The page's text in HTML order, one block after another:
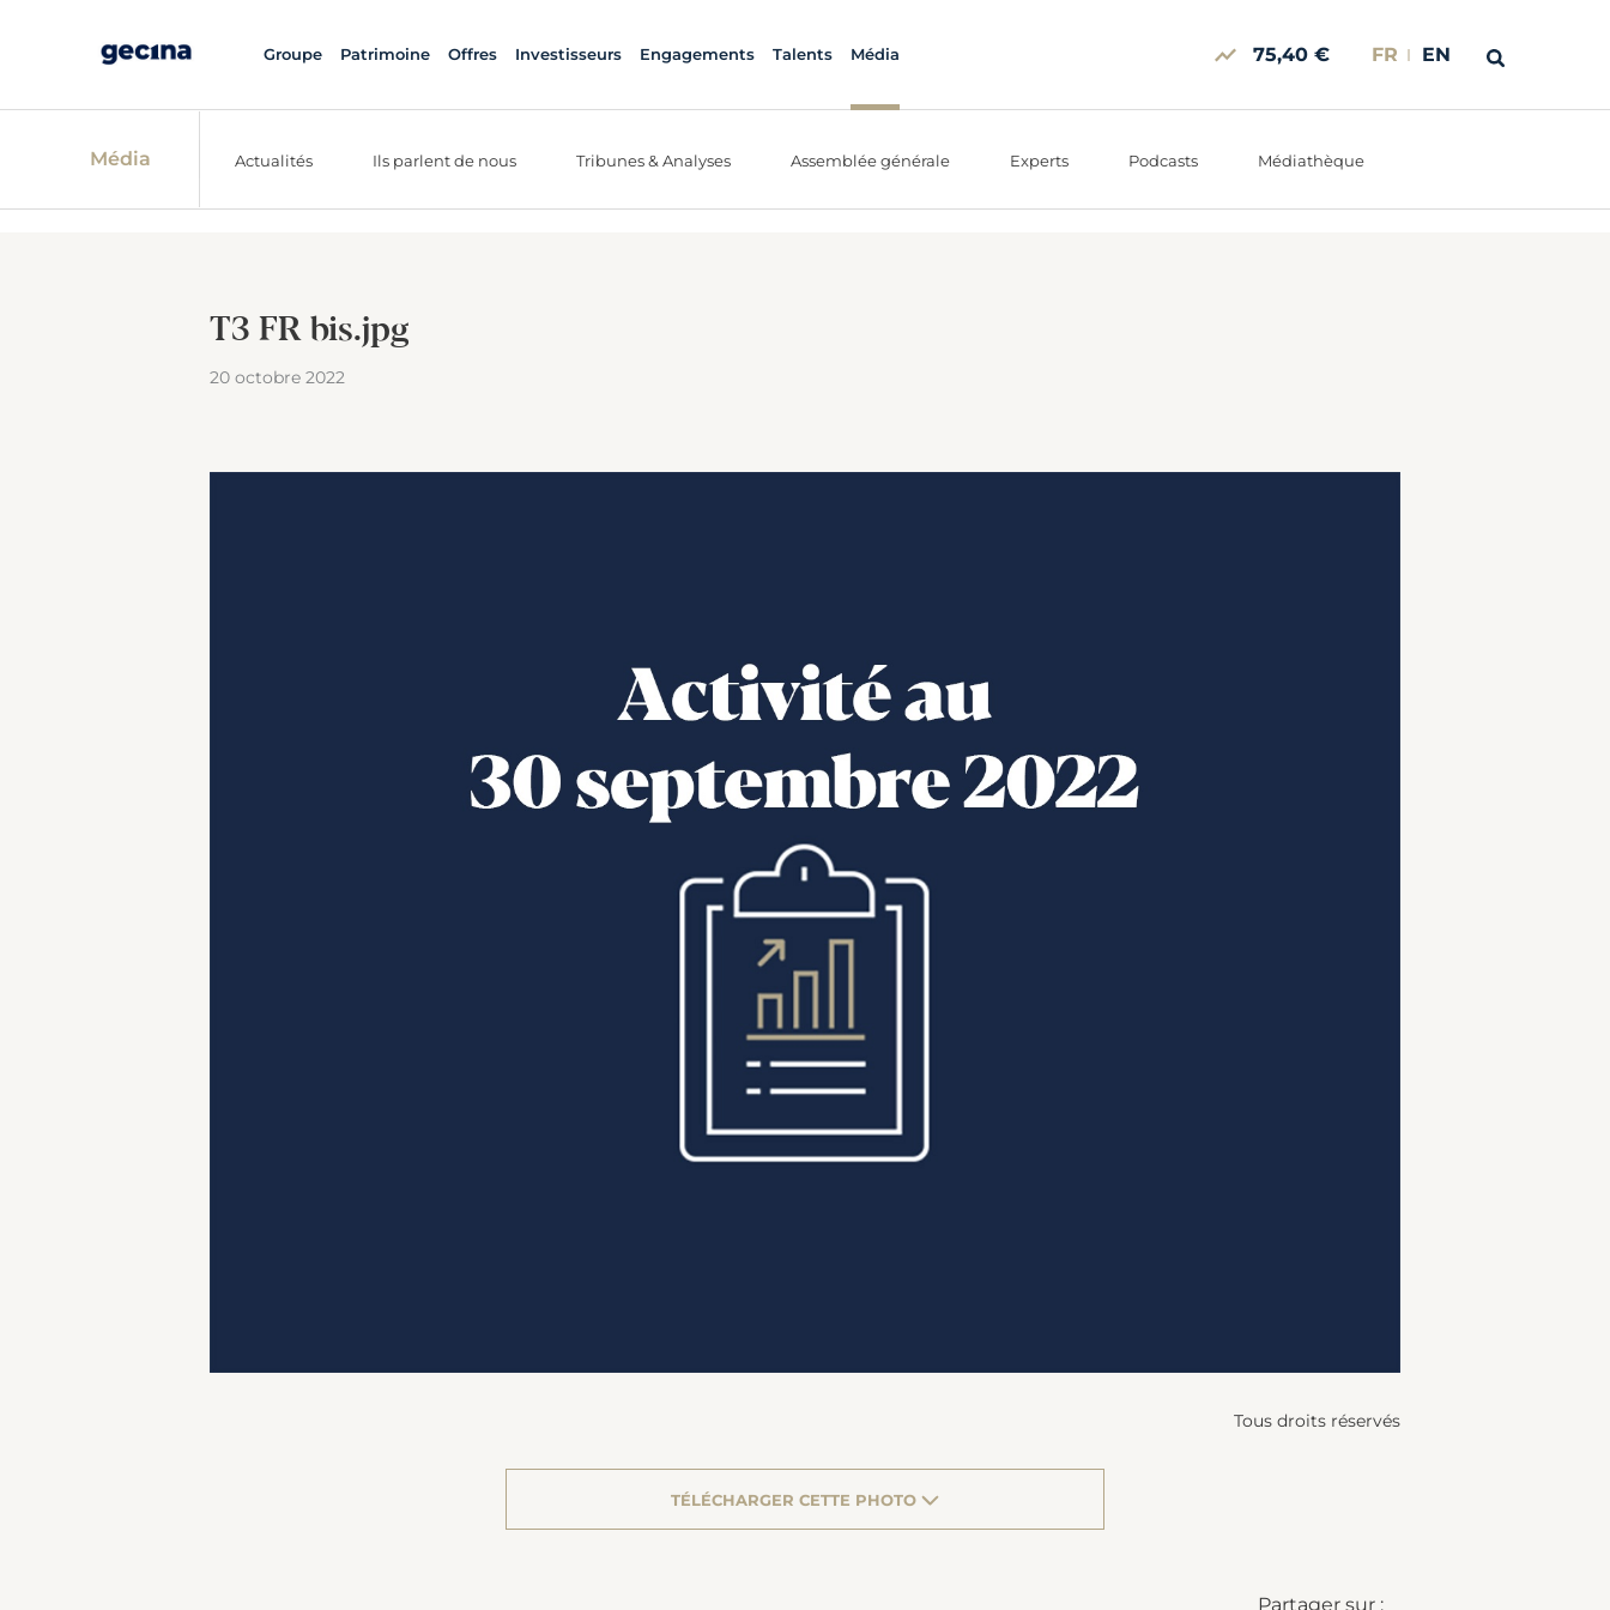
Groupe Patrimoine Offres Investisseurs Engagements Talents Média 75,40 € FR EN
Média Actualités Ils parlent de nous Tribunes & Analyses Assemblée générale Experts Podcasts Médiathèque
T3 FR bis.jpg
20 octobre 2022
Tous droits réservés
TÉLÉCHARGER CETTE PHOTO
Partager sur :